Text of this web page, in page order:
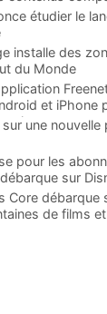
étudier le
installe des
du Monde
et iPhone
laune nouvelle
pour les
sur
Core débarque
de films